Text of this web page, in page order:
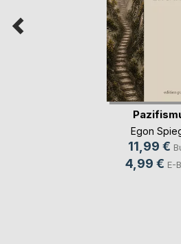
Egon
11,99 €
4,99 € E-